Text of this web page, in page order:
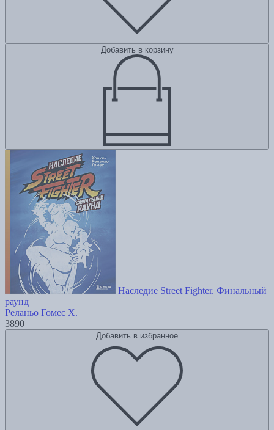
Добавить в корзину
Наследие Street Fighter. Финальный
раунд
Реланьо Гомес Х.
3890
Добавить в избранное